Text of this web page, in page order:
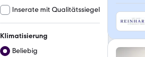
Inserate mit Qualitätssiegel
Klimatisierung
Beliebig